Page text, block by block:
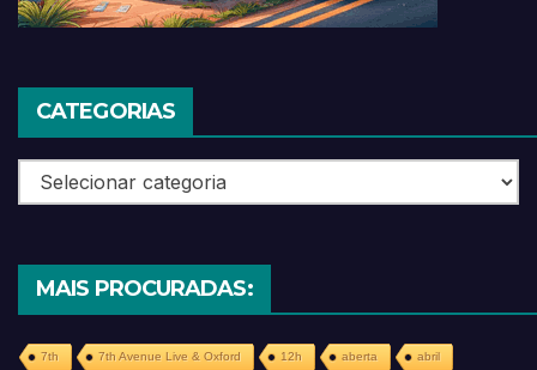
CATEGORIAS
Categorias
MAIS PROCURADAS:
7th 7th Avenue Live & Oxford 12h aberta abril